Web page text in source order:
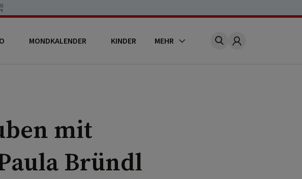
MONDKALENDER KINDER MEHR Account
mit
Bründl